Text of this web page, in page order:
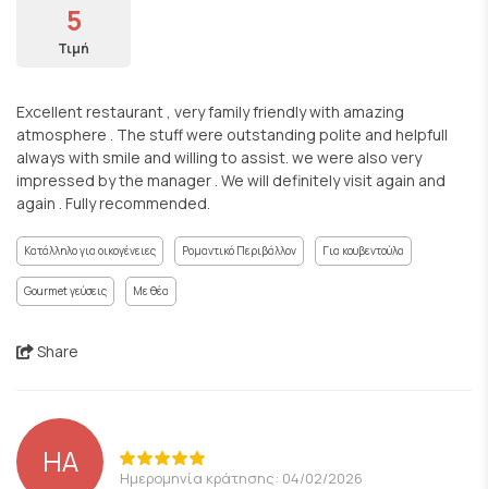
5
Τιμή
Excellent restaurant , very family friendly with amazing
atmosphere . The stuff were outstanding polite and helpfull
always with smile and willing to assist. we were also very
impressed by the manager . We will definitely visit again and
again . Fully recommended.
Κατάλληλο για οικογένειες Ρομαντικό Περιβάλλον Για κουβεντούλα
Gourmet γεύσεις Με θέα
Share
HA Ημερομηνία κράτησης: 04/02/2026